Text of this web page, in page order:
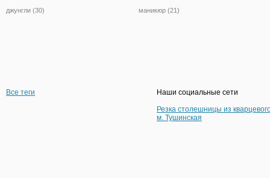
джунгли (30)
маникюр (21)
Все теги
Наши социальные сети
Резка столешницы из
м. Тушинская